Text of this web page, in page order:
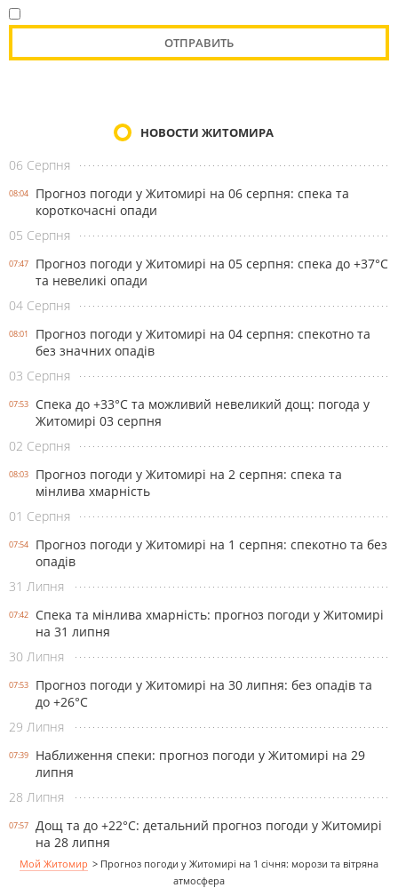
НОВОСТИ ЖИТОМИРА
06 Серпня
08:04
Прогноз погоди у Житомирі на 06 серпня: спека та
короткочасні опади
05 Серпня
07:47
Прогноз погоди у Житомирі на 05 серпня: спека до +37°С
та невеликі опади
04 Серпня
08:01
Прогноз погоди у Житомирі на 04 серпня: спекотно та
без значних опадів
03 Серпня
07:53
Спека до +33°С та можливий невеликий дощ: погода у
Житомирі 03 серпня
02 Серпня
08:03
Прогноз погоди у Житомирі на 2 серпня: спека та
мінлива хмарність
01 Серпня
07:54
Прогноз погоди у Житомирі на 1 серпня: спекотно та без
опадів
31 Липня
07:42
Спека та мінлива хмарність: прогноз погоди у Житомирі
на 31 липня
30 Липня
07:53
Прогноз погоди у Житомирі на 30 липня: без опадів та
до +26°С
29 Липня
07:39
Наближення спеки: прогноз погоди у Житомирі на 29
липня
28 Липня
07:57
Дощ та до +22°С: детальний прогноз погоди у Житомирі
на 28 липня
Мой Житомир > Прогноз погоди у Житомирі на 1 січня: морози та вітряна
атмосфера